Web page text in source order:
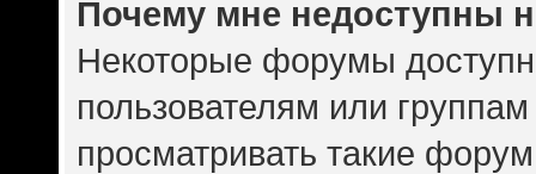
Почему мне недоступны
Некоторые форумы
пользователям или
просматривать такие